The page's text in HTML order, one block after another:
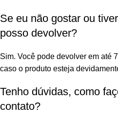
Se eu não gostar ou
posso devolver?
Sim. Você pode devolver em até
caso o produto esteja
Tenho dúvidas, como
contato?